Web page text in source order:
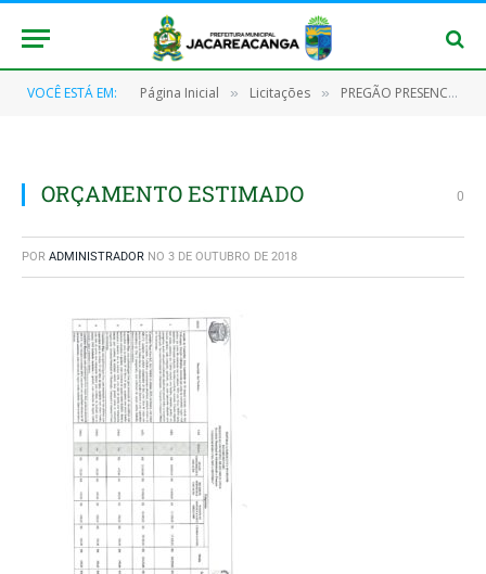
VOCÊ ESTÁ EM: Página Inicial » Licitações » PREGÃO PRESENCIAL Nº 031/2018 – SRP
ORÇAMENTO ESTIMADO 0
POR ADMINISTRADOR NO 3 DE OUTUBRO DE 2018